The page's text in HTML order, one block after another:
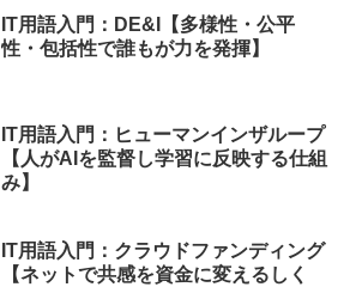
IT用語入門：DE&I【多様性・公平
性・包括性で誰もが力を発揮】
IT用語入門：ヒューマンインザループ
【人がAIを監督し学習に反映する仕組
み】
IT用語入門：クラウドファンディング
【ネットで共感を資金に変えるしく